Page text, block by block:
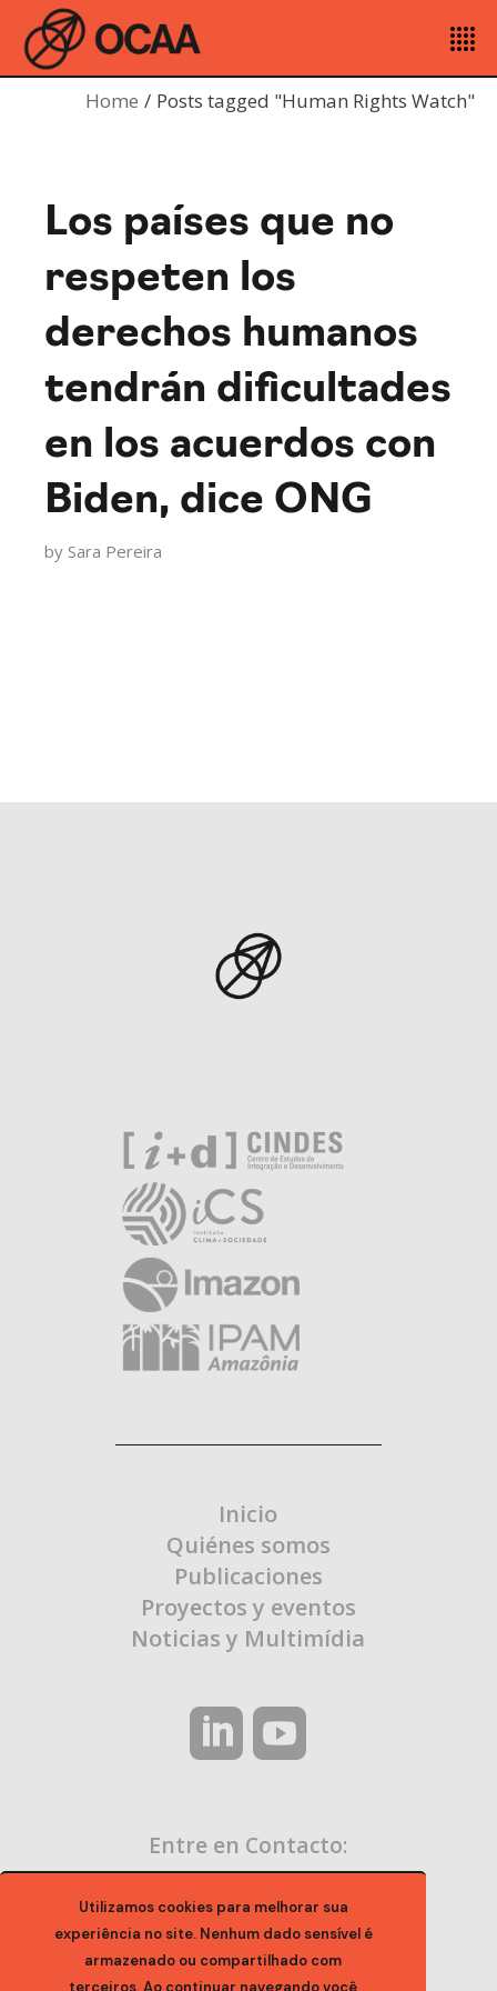
Utilizamos cookies para melhorar sua
experiência no site. Nenhum dado sensível é
armazenado ou compartilhado com
Home Posts tagged "Human Rights Watch"
Los países que no
respeten los
derechos humanos
tendrán dificultades
en los acuerdos con
Biden, dice ONG
by Sara Pereira
Inicio
Quiénes somos
Publicaciones
Proyectos y eventos
Noticias y Multimídia
Entre en Contacto:
contato@ocaa.org.br